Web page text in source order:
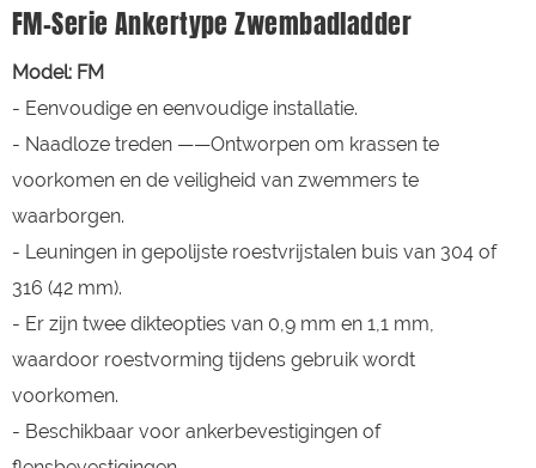
FM-Serie Ankertype Zwembadladder
Model: FM
- Eenvoudige en eenvoudige installatie.
- Naadloze treden ——Ontworpen om krassen te
voorkomen en de veiligheid van zwemmers te
waarborgen.
- Leuningen in gepolijste roestvrijstalen buis van 304 of
316 (42 mm).
- Er zijn twee dikteopties van 0,9 mm en 1,1 mm,
waardoor roestvorming tijdens gebruik wordt
voorkomen.
- Beschikbaar voor ankerbevestigingen of